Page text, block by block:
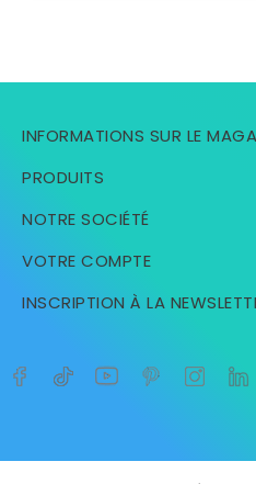
INFORMATIONS SUR LE
PRODUITS
NOTRE SOCIÉTÉ
VOTRE COMPTE
INSCRIPTION À LA